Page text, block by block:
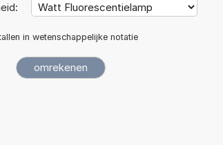
in wetenschappelijke notatie